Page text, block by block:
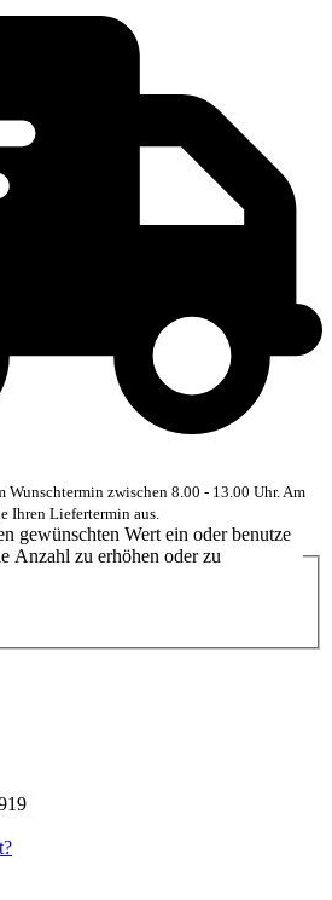
zwischen 8.00 - 13.00 Uhr. Am
Ihren Liefertermin aus.
gewünschten Wert ein oder benutze
Anzahl zu erhöhen oder zu